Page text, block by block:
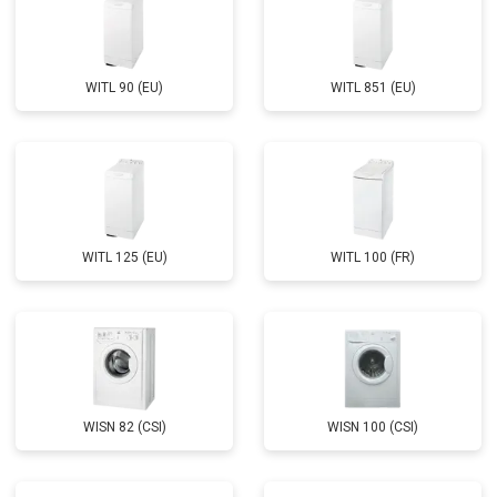
WITL 90 (EU) WITL 851 (EU)
WITL 125 (EU) WITL 100 (FR)
WISN 82 (CSI) WISN 100 (CSI)